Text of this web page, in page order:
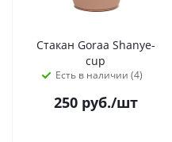
Стакан Goraa Shanye-
cup
Есть в наличии (4)
250руб./шт